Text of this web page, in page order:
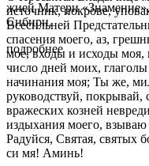
жи­ей Ма­те­ри
Си­би­ри.
подробнее
источник, покрове,
Все­сильней
спасения моего, аз,
мое, входы и исходы моя,
число дней мо­их,
начинания моя; Ты же,
руководствуй, покрывай,
вражеских козней
издыхания моего, взываю
Радуйся, Святая, святых
си мя! Аминь!